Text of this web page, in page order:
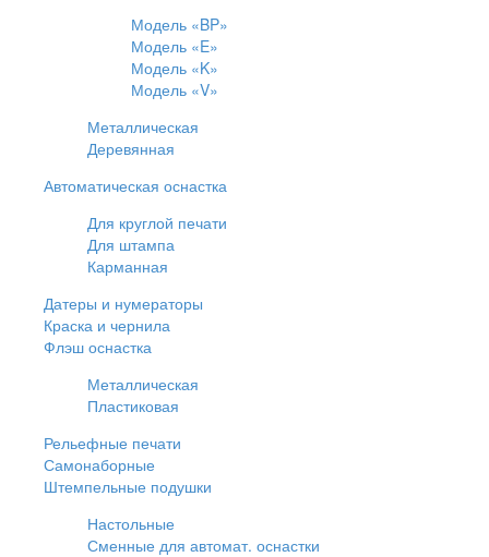
Модель «BP»
Модель «E»
Модель «K»
Модель «V»
Металлическая
Деревянная
Автоматическая оснастка
Для круглой печати
Для штампа
Карманная
Датеры и нумераторы
Краска и чернила
Флэш оснастка
Металлическая
Пластиковая
Рельефные печати
Самонаборные
Штемпельные подушки
Настольные
Сменные для автомат. оснастки